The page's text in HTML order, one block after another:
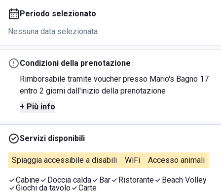
Periodo selezionato
Nessuna data selezionata
Condizioni della prenotazione
Rimborsabile tramite voucher presso Mario's Bagno 17
entro 2 giorni dall'inizio della prenotazione
+ Più info
Servizi disponibili
Spiaggia accessibile a disabili WiFi Accesso animali
Cabine Doccia calda Bar Ristorante
Beach Volley
Giochi da tavolo
Carte